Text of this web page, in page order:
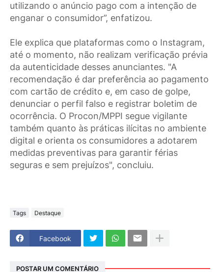
utilizando o anúncio pago com a intenção de
enganar o consumidor”, enfatizou.
Ele explica que plataformas como o Instagram,
até o momento, não realizam verificação prévia
da autenticidade desses anunciantes. "A
recomendação é dar preferência ao pagamento
com cartão de crédito e, em caso de golpe,
denunciar o perfil falso e registrar boletim de
ocorrência. O Procon/MPPI segue vigilante
também quanto às práticas ilícitas no ambiente
digital e orienta os consumidores a adotarem
medidas preventivas para garantir férias
seguras e sem prejuízos", concluiu.
Tags Destaque
Facebook
POSTAR UM COMENTÁRIO